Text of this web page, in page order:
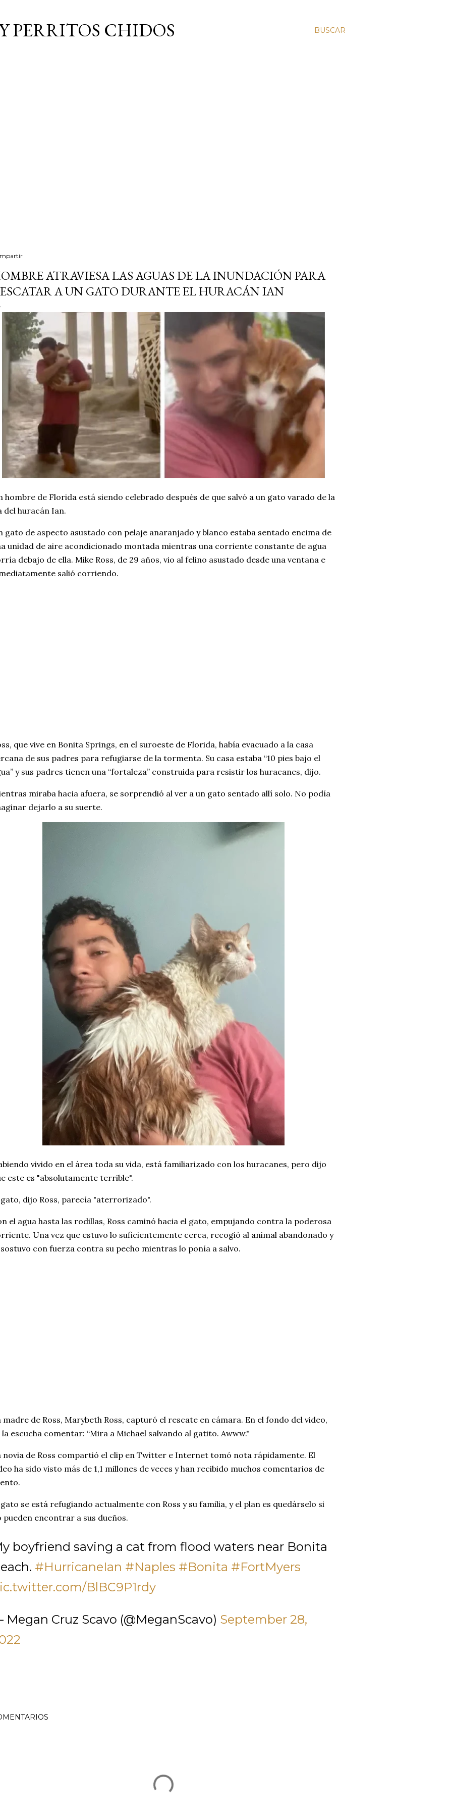
BUSCAR
PERRITOS CHIDOS
ATRAVIESA LAS AGUAS DE LA INUNDACIÓN PARA
A UN GATO DURANTE EL HURACÁN IAN
hombre de Florida está siendo celebrado después de que salvó a un gato varado de la
del huracán Ian.
gato de aspecto asustado con pelaje anaranjado y blanco estaba sentado encima de
unidad de aire acondicionado montada mientras una corriente constante de agua
debajo de ella. Mike Ross, de 29 años, vio al felino asustado desde una ventana e
salió corriendo.
que vive en Bonita Springs, en el suroeste de Florida, había evacuado a la casa
de sus padres para refugiarse de la tormenta. Su casa estaba “10 pies bajo el
y sus padres tienen una “fortaleza” construida para resistir los huracanes, dijo.
miraba hacia afuera, se sorprendió al ver a un gato sentado allí solo. No podía
dejarlo a su suerte.
vivido en el área toda su vida, está familiarizado con los huracanes, pero dijo
este es "absolutamente terrible".
gato, dijo Ross, parecía "aterrorizado".
el agua hasta las rodillas, Ross caminó hacia el gato, empujando contra la poderosa
Una vez que estuvo lo suficientemente cerca, recogió al animal abandonado y
con fuerza contra su pecho mientras lo ponía a salvo.
madre de Ross, Marybeth Ross, capturó el rescate en cámara. En el fondo del video,
la escucha comentar: “Mira a Michael salvando al gatito. Awww."
novia de Ross compartió el clip en Twitter e Internet tomó nota rápidamente. El
ha sido visto más de 1,1 millones de veces y han recibido muchos comentarios de
gato se está refugiando actualmente con Ross y su familia, y el plan es quedárselo si
pueden encontrar a sus dueños.
boyfriend saving a cat from flood waters near Bonita
#HurricaneIan #Naples #Bonita #FortMyers
BlBC9P1rdy
Cruz Scavo (@MeganScavo) September 28,